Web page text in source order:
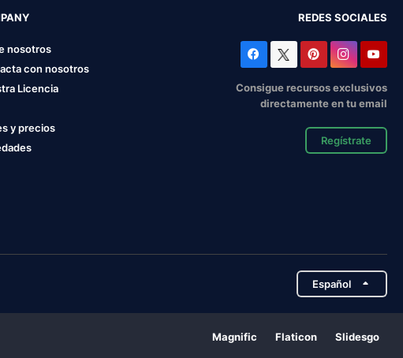
nosotros
con nosotros
Licencia
y precios
REDES SOCIALES
Consigue recursos exclusivos
directamente en tu email
Regístrate
Español
Magnific Flaticon Slidesgo